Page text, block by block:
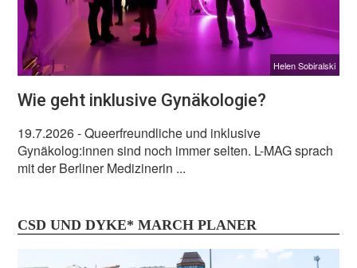
Helen Sobiralski
Wie geht inklusive Gynäkologie?
19.7.2026- Queerfreundliche und inklusive
Gynäkolog:innen sind noch immer selten. L-MAG sprach
mit der Berliner Medizinerin ...
CSD UND DYKE* MARCH PLANER